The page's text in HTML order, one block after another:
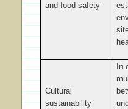
and food safety
Cultural
sustainability
In